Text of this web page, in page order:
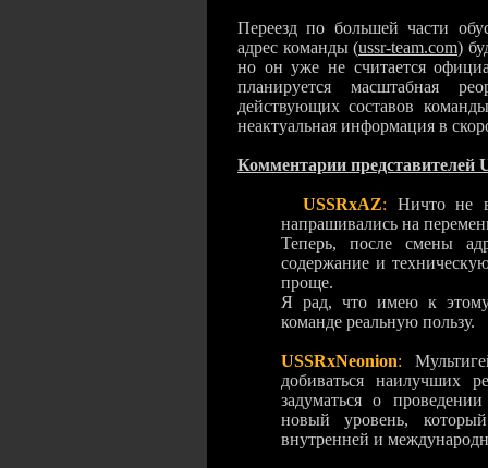
Переезд по большей части
адрес команды (ussr-team.com)
но он уже не считается
планируется масштабная
действующих составов
неактуальная информация
Комментарии представителей
USSRxAZ:
Ничто не
напрашивались на
Теперь, после смены
содержание и
проще.
Я рад, что имею к
команде реальную
USSRxNeonion:
добиваться наилучших
задуматься о
новый уровень,
внутренней и